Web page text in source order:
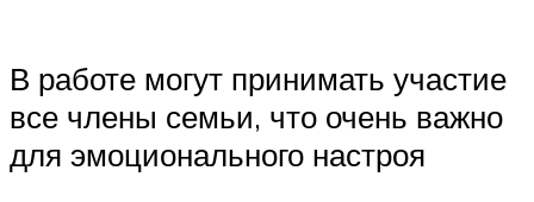
В работе могут принимать участие
все члены семьи, что очень важно
для эмоционального настроя